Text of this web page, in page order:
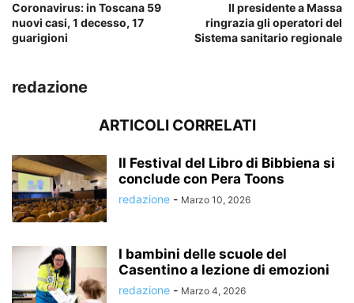
Coronavirus: in Toscana 59
nuovi casi, 1 decesso, 17
guarigioni
Il presidente a Massa
ringrazia gli operatori del
Sistema sanitario regionale
redazione
ARTICOLI CORRELATI
Il Festival del Libro di Bibbiena si
conclude con Pera Toons
redazione - Marzo 10, 2026
I bambini delle scuole del
Casentino a lezione di emozioni
redazione - Marzo 4, 2026